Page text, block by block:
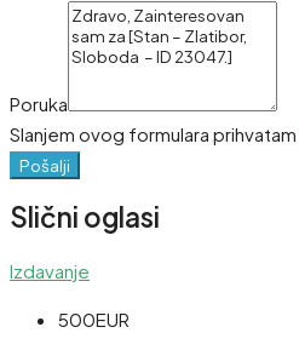
Poruka
Slanjem ovog formulara prihvatam
Pošalji
Slični oglasi
Izdavanje
500EUR